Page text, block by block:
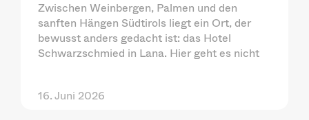
Zwischen Weinbergen, Palmen und den
sanften Hängen Südtirols liegt ein Ort, der
bewusst anders gedacht ist: das Hotel
Schwarzschmied in Lana. Hier geht es nicht
16. Juni 2026